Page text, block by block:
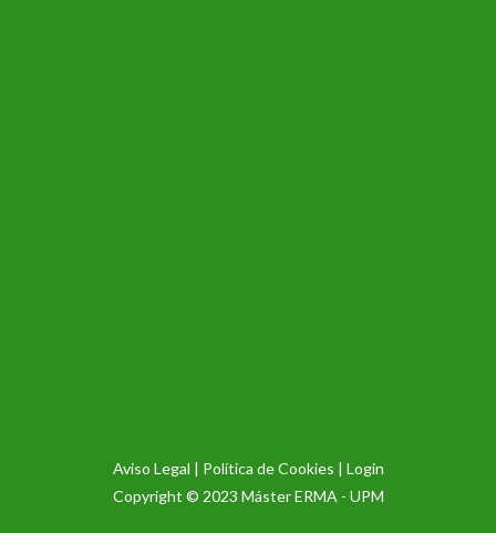
Aviso Legal | Política de Cookies | Login
Copyright © 2023 Máster ERMA - UPM